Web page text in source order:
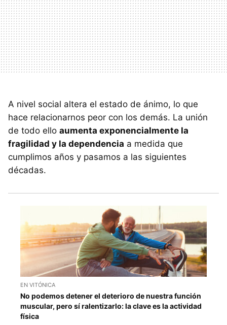
A nivel social altera el estado de ánimo, lo que
hace relacionarnos peor con los demás. La unión
de todo ello aumenta exponencialmente la
fragilidad y la dependencia a medida que
cumplimos años y pasamos a las siguientes
décadas.
EN VITÓNICA
No podemos detener el deterioro de nuestra función
muscular, pero sí ralentizarlo: la clave es la actividad
física